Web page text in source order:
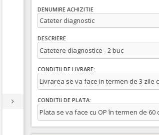
DENUMIRE ACHIZITIE
Cateter diagnostic
DESCRIERE
Catetere diagnostice - 2 buc
CONDITII DE LIVRARE:
Livrarea se va face in termen de 3 zile
CONDITII DE PLATA:
Plata se va face cu OP în termen de 60